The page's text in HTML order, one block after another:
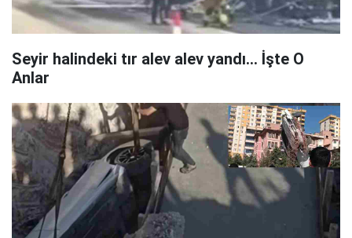
Seyir halindeki tır alev alev yandı... İşte O
Anlar